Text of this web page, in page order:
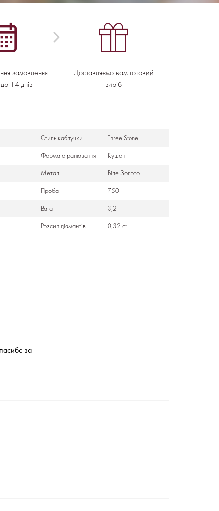
замовлення
14 днів
Доставляємо вам готовий
виріб
Стиль каблучки Three Stone
Форма огранювання Кушон
Метал Біле Золото
Проба 750
Вага 3,2
Розсип діамантів 0,32 ct
за